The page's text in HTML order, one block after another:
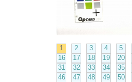
1 2 3 4 5
16
17 18 19 20
31
32 33 34 35
46
47 48 49 50